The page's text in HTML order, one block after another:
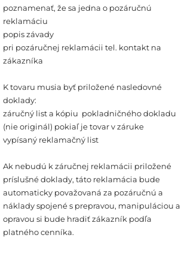
poznamenať, že sa jedna o pozáručnú
reklamáciu
popis závady
pri pozáručnej reklamácii tel. kontakt na
zákazníka
K tovaru musia byť priložené nasledovné
doklady:
záručný list a kópiu pokladničného dokladu
(nie originál) pokiaľ je tovar v záruke
vypísaný reklamačný list
Ak nebudú k záručnej reklamácii priložené
príslušné doklady, táto reklamácia bude
automaticky považovaná za pozáručnú a
náklady spojené s prepravou, manipuláciou a
opravou si bude hradiť zákazník podľa
platného cenníka.